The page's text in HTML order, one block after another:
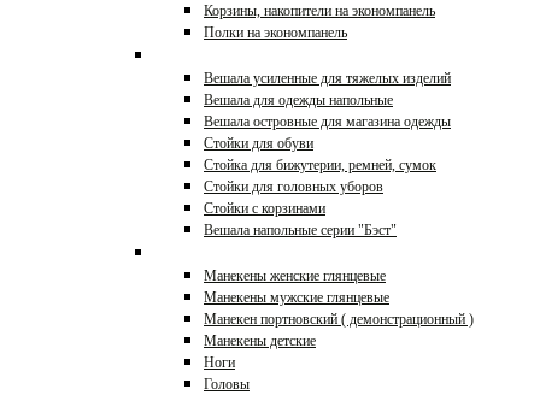
Корзины, накопители на экономпанель
Полки на экономпанель
Вешала усиленные для тяжелых изделий
Вешала для одежды напольные
Вешала островные для магазина одежды
Стойки для обуви
Стойка для бижутерии, ремней, сумок
Стойки для головных уборов
Стойки с корзинами
Вешала напольные серии "Бэст"
Манекены женские глянцевые
Манекены мужские глянцевые
Манекен портновский ( демонстрационный )
Манекены детские
Ноги
Головы